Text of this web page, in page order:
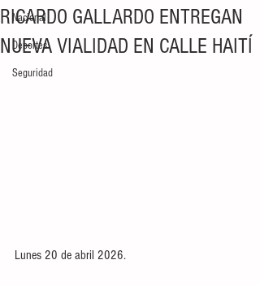
Nacional
Deportes
Seguridad
RICARDO GALLARDO ENTREGAN
NUEVA VIALIDAD EN CALLE HAITÍ
Lunes 20 de abril 2026.